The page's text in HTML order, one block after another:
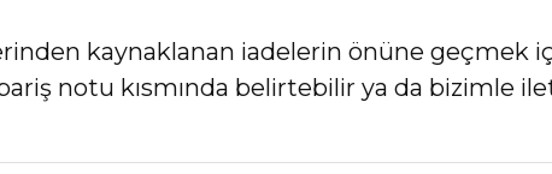
kaynaklanan iadelerin önüne geçmek
notu kısmında belirtebilir ya da bizimle